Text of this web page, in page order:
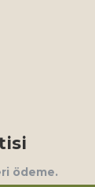
ödeme.